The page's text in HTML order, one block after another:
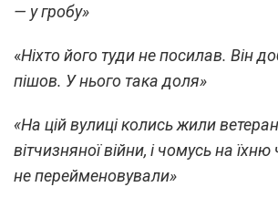
— у гробу»
«Ніхто його туди не посилав. Він
пішов. У нього така доля»
«На цій вулиці колись жили
вітчизняної війни, і чомусь на
не перейменовували»